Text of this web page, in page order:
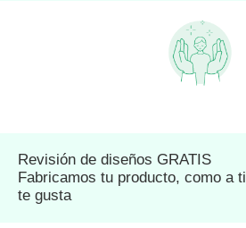
Revisión de diseños GRATIS
Fabricamos tu producto, como a ti
te gusta